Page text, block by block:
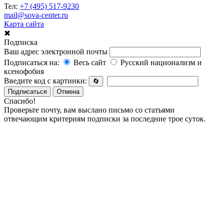
Тел: +7 (495) 517-9230
mail@sova-center.ru
Карта сайта
✖
Подписка
Ваш адрес электронной почты
Подписаться на:
Весь сайт
Русский национализм и
ксенофобия
Введите код с картинки:
🔄
Подписаться
Отмена
Спасибо!
Проверьте почту, вам выслано письмо со статьями
отвечающим критериям подписки за последние трое суток.